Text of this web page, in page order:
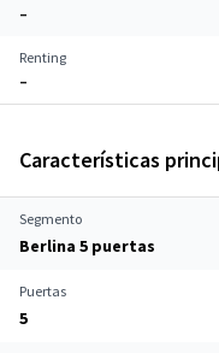
–
Renting
–
Características
Segmento
Berlina 5 puertas
Puertas
5